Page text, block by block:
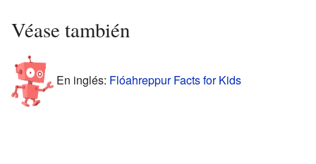
Véase también
En inglés: Flóahreppur Facts for Kids